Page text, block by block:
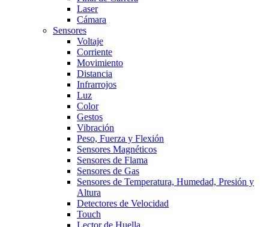
Laser
Cámara
Sensores
Voltaje
Corriente
Movimiento
Distancia
Infrarrojos
Luz
Color
Gestos
Vibración
Peso, Fuerza y Flexión
Sensores Magnéticos
Sensores de Flama
Sensores de Gas
Sensores de Temperatura, Humedad, Presión y
Altura
Detectores de Velocidad
Touch
Lector de Huella